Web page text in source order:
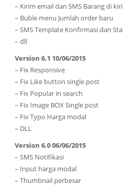
– Kirim email dan SMS Barang di
– Buble menu Jumlah order baru
– SMS Template Konfirmasi dan
– dll
Version 6.1 10/06/2015
– Fix Responsive
– Fix Like button single post
– Fix Popular in search
– Fix Image BOX Single post
– Fix Typo Harga modal
– DLL
Version 6.0 06/06/2015
– SMS Notifikasi
– Input harga modal
– Thumbnail perbesar